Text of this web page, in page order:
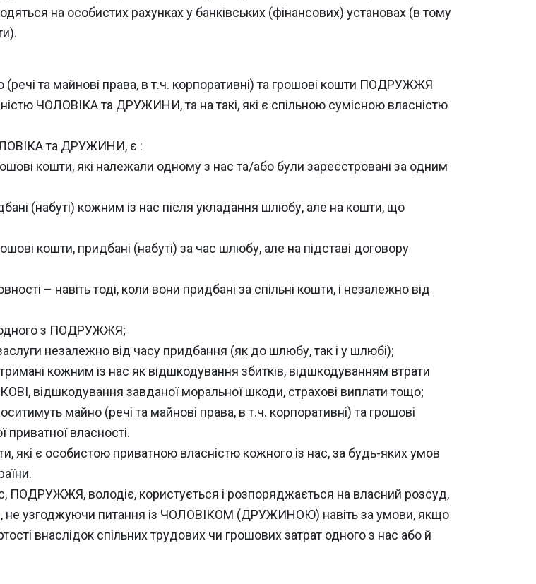
на особистих рахунках у банківських (фінансових) установах (в тому
та майнові права, в т.ч. корпоративні) та грошові кошти ПОДРУЖЖЯ
ЧОЛОВІКА та ДРУЖИНИ, та на такі, які є спільною сумісною власністю
та ДРУЖИНИ, є :
кошти, які належали одному з нас та/або були зареєстровані за одним
(набуті) кожним із нас після укладання шлюбу, але на кошти, що
кошти, придбані (набуті) за час шлюбу, але на підставі договору
– навіть тоді, коли вони придбані за спільні кошти, і незалежно від
одного з ПОДРУЖЖЯ;
незалежно від часу придбання (як до шлюбу, так і у шлюбі);
кожним із нас як відшкодування збитків, відшкодуванням втрати
відшкодування завданої моральної шкоди, страхові виплати тощо;
майно (речі та майнові права, в т.ч. корпоративні) та грошові
власності.
є особистою приватною власністю кожного із нас, за будь-яких умов
ПОДРУЖЖЯ, володіє, користується і розпоряджається на власний розсуд,
не узгоджуючи питання із ЧОЛОВІКОМ (ДРУЖИНОЮ) навіть за умови, якщо
внаслідок спільних трудових чи грошових затрат одного з нас або й